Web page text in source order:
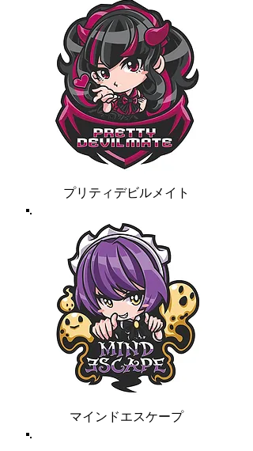
プリティデビルメイト
マインドエスケープ